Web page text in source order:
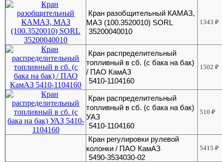
Кран разобщительный КАМАЗ,
МАЗ (100.3520010) SORL
35200040010
1343₽
Кран распределительный
топливный в сб. (с бака на бак)
/ ПАО КамАЗ
5410-1104160
1502₽
Кран распределительный
топливный в сб. (с бака на бак)
УАЗ
5410-1104160
510₽
Кран регулировки рулевой
колонки / ПАО КамАЗ
5490-3534030-02
5415₽